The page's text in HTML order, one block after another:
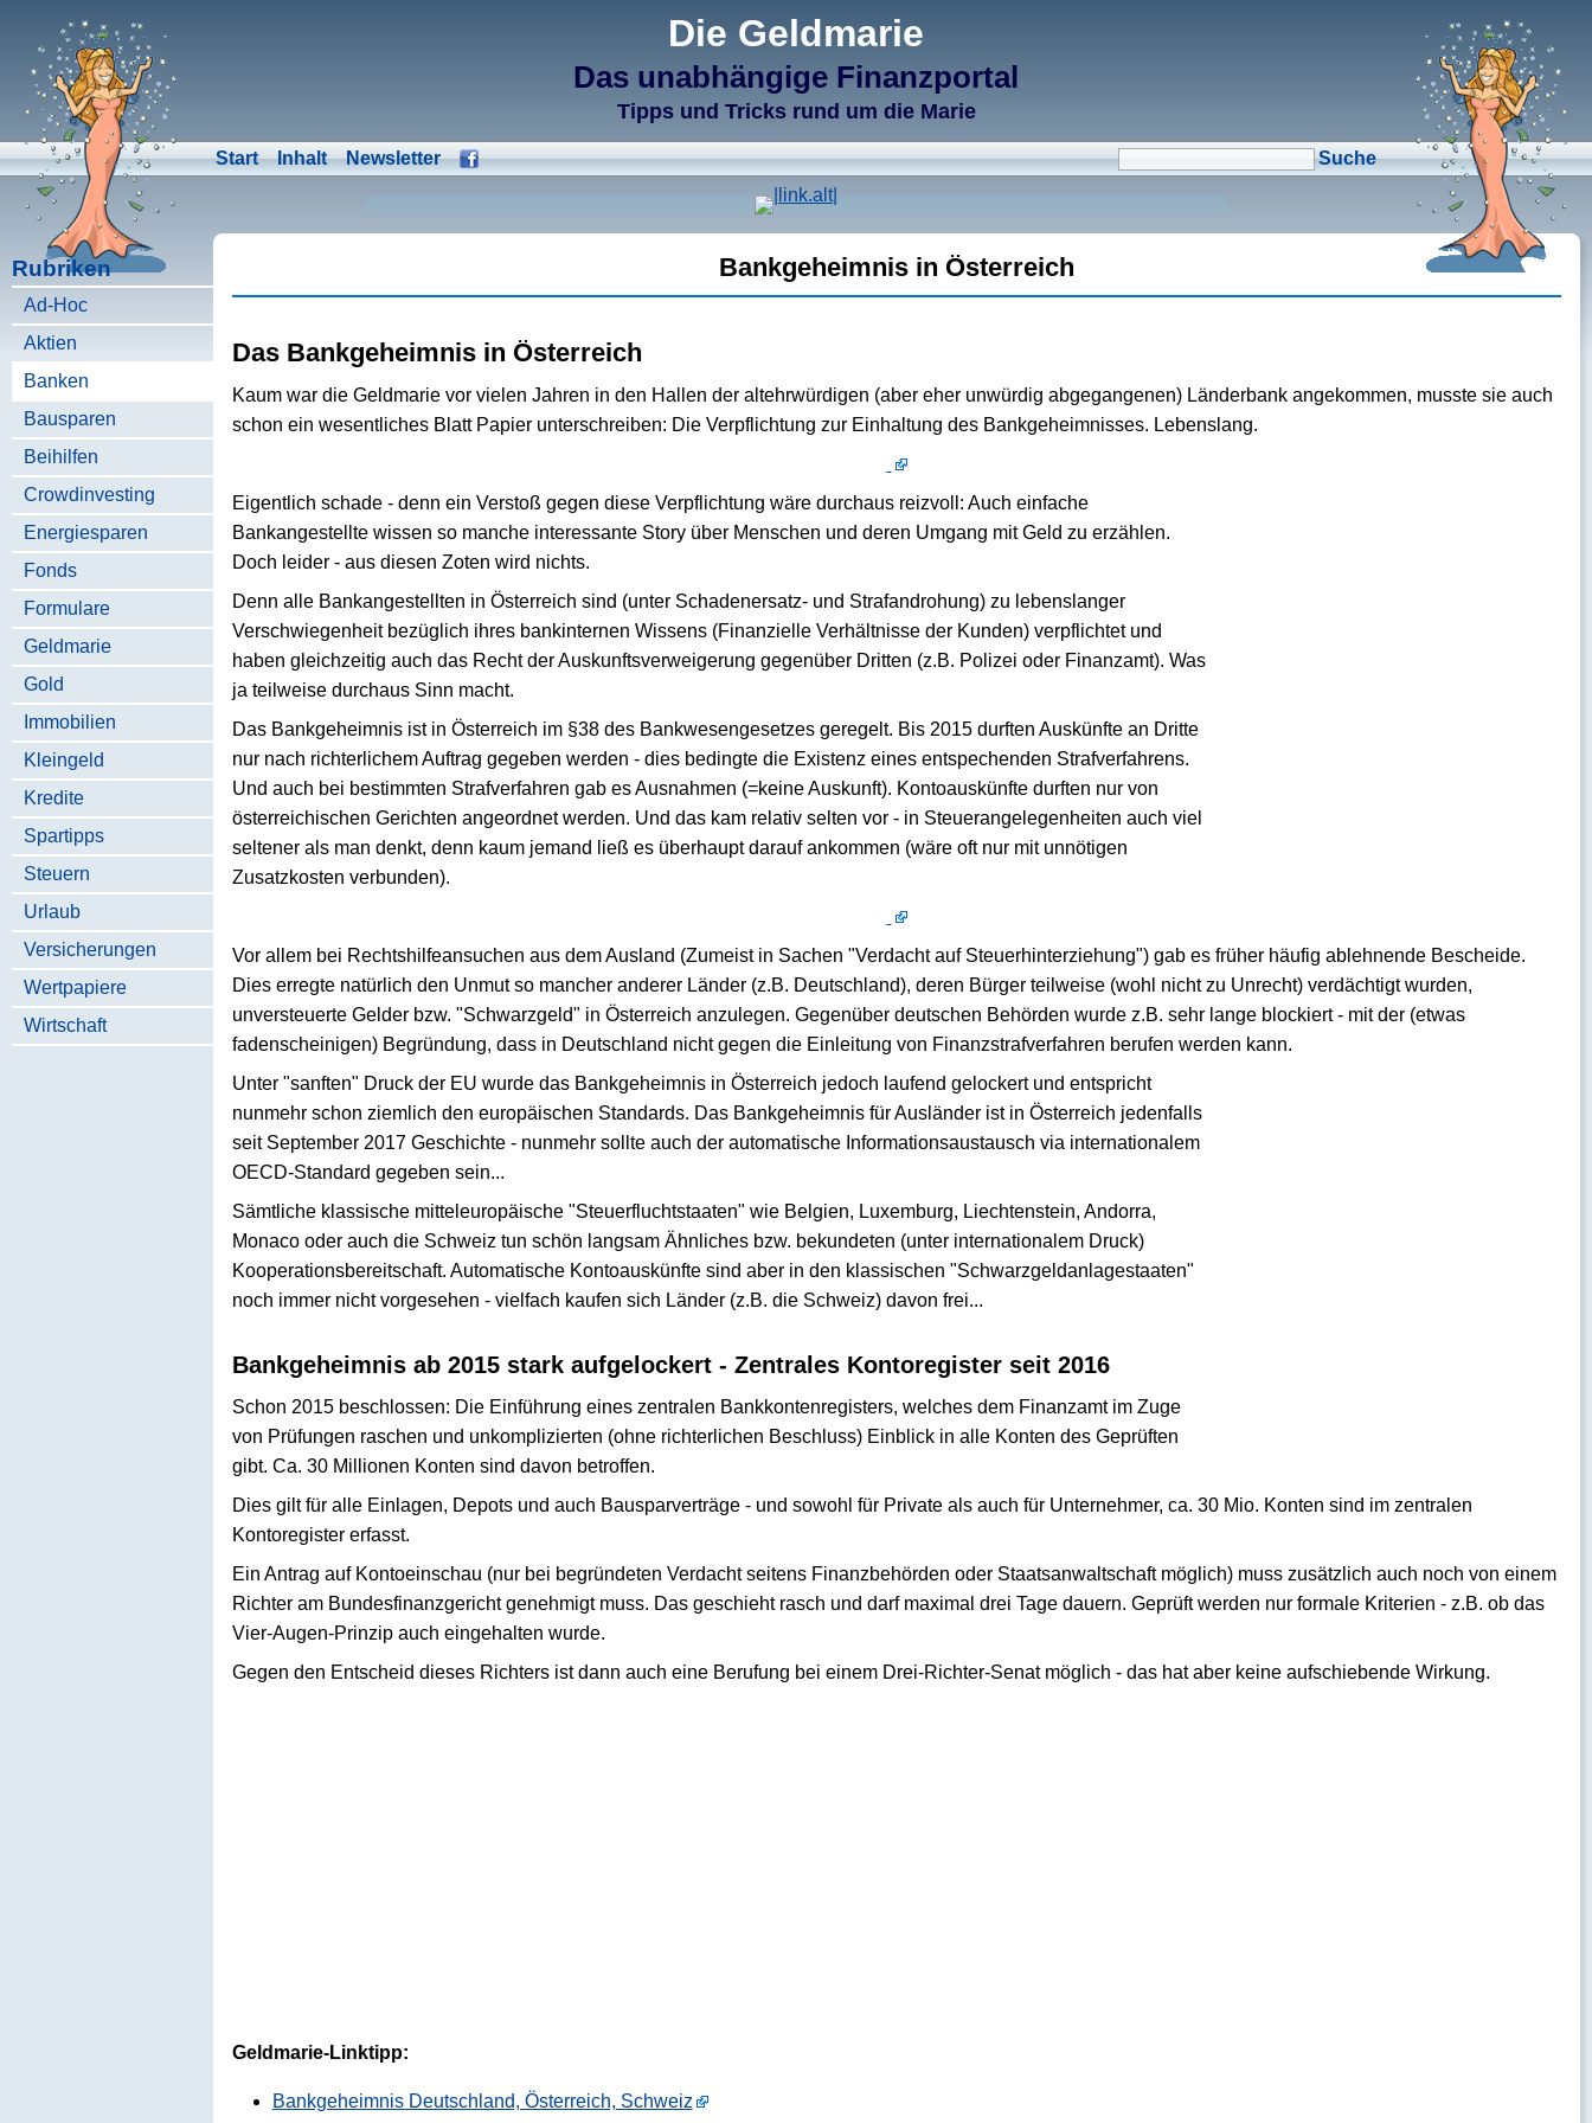
Die Geldmarie
Das unabhängige Finanzportal
Tipps und Tricks rund um die Marie
Start Inhalt Newsletter
Rubriken
Ad-Hoc
Aktien
Banken
Bausparen
Beihilfen
Crowdinvesting
Energiesparen
Fonds
Formulare
Geldmarie
Gold
Immobilien
Kleingeld
Kredite
Spartipps
Steuern
Urlaub
Versicherungen
Wertpapiere
Wirtschaft
Bankgeheimnis in Österreich
Das Bankgeheimnis in Österreich
Kaum war die Geldmarie vor vielen Jahren in den Hallen der altehrwürdigen (aber eher unwürdig abgegangenen) Länderbank angekommen, musste sie auch
schon ein wesentliches Blatt Papier unterschreiben: Die Verpflichtung zur Einhaltung des Bankgeheimnisses. Lebenslang.
Eigentlich schade - denn ein Verstoß gegen diese Verpflichtung wäre durchaus reizvoll: Auch einfache
Bankangestellte wissen so manche interessante Story über Menschen und deren Umgang mit Geld zu erzählen.
Doch leider - aus diesen Zoten wird nichts.
Denn alle Bankangestellten in Österreich sind (unter Schadenersatz- und Strafandrohung) zu lebenslanger
Verschwiegenheit bezüglich ihres bankinternen Wissens (Finanzielle Verhältnisse der Kunden) verpflichtet und
haben gleichzeitig auch das Recht der Auskunftsverweigerung gegenüber Dritten (z.B. Polizei oder Finanzamt). Was
ja teilweise durchaus Sinn macht.
Das Bankgeheimnis ist in Österreich im §38 des Bankwesengesetzes geregelt. Bis 2015 durften Auskünfte an Dritte
nur nach richterlichem Auftrag gegeben werden - dies bedingte die Existenz eines entspechenden Strafverfahrens.
Und auch bei bestimmten Strafverfahren gab es Ausnahmen (=keine Auskunft). Kontoauskünfte durften nur von
österreichischen Gerichten angeordnet werden. Und das kam relativ selten vor - in Steuerangelegenheiten auch viel
seltener als man denkt, denn kaum jemand ließ es überhaupt darauf ankommen (wäre oft nur mit unnötigen
Zusatzkosten verbunden).
Vor allem bei Rechtshilfeansuchen aus dem Ausland (Zumeist in Sachen "Verdacht auf Steuerhinterziehung") gab es früher häufig ablehnende Bescheide.
Dies erregte natürlich den Unmut so mancher anderer Länder (z.B. Deutschland), deren Bürger teilweise (wohl nicht zu Unrecht) verdächtigt wurden,
unversteuerte Gelder bzw. "Schwarzgeld" in Österreich anzulegen. Gegenüber deutschen Behörden wurde z.B. sehr lange blockiert - mit der (etwas
fadenscheinigen) Begründung, dass in Deutschland nicht gegen die Einleitung von Finanzstrafverfahren berufen werden kann.
Unter "sanften" Druck der EU wurde das Bankgeheimnis in Österreich jedoch laufend gelockert und entspricht
nunmehr schon ziemlich den europäischen Standards. Das Bankgeheimnis für Ausländer ist in Österreich jedenfalls
seit September 2017 Geschichte - nunmehr sollte auch der automatische Informationsaustausch via internationalem
OECD-Standard gegeben sein...
Sämtliche klassische mitteleuropäische "Steuerfluchtstaaten" wie Belgien, Luxemburg, Liechtenstein, Andorra,
Monaco oder auch die Schweiz tun schön langsam Ähnliches bzw. bekundeten (unter internationalem Druck)
Kooperationsbereitschaft. Automatische Kontoauskünfte sind aber in den klassischen "Schwarzgeldanlagestaaten"
noch immer nicht vorgesehen - vielfach kaufen sich Länder (z.B. die Schweiz) davon frei...
Bankgeheimnis ab 2015 stark aufgelockert - Zentrales Kontoregister seit 2016
Schon 2015 beschlossen: Die Einführung eines zentralen Bankkontenregisters, welches dem Finanzamt im Zuge
von Prüfungen raschen und unkomplizierten (ohne richterlichen Beschluss) Einblick in alle Konten des Geprüften
gibt. Ca. 30 Millionen Konten sind davon betroffen.
Dies gilt für alle Einlagen, Depots und auch Bausparverträge - und sowohl für Private als auch für Unternehmer, ca. 30 Mio. Konten sind im zentralen
Kontoregister erfasst.
Ein Antrag auf Kontoeinschau (nur bei begründeten Verdacht seitens Finanzbehörden oder Staatsanwaltschaft möglich) muss zusätzlich auch noch von einem
Richter am Bundesfinanzgericht genehmigt muss. Das geschieht rasch und darf maximal drei Tage dauern. Geprüft werden nur formale Kriterien - z.B. ob das
Vier-Augen-Prinzip auch eingehalten wurde.
Gegen den Entscheid dieses Richters ist dann auch eine Berufung bei einem Drei-Richter-Senat möglich - das hat aber keine aufschiebende Wirkung.
Geldmarie-Linktipp:
Bankgeheimnis Deutschland, Österreich, Schweiz
↑M
Validate HTML
↑N
Validate CSS
↑L Check Links
↑A Admin
↑F Manage Files
↑E Edit page
↑C Create New Page
↑X Log Out